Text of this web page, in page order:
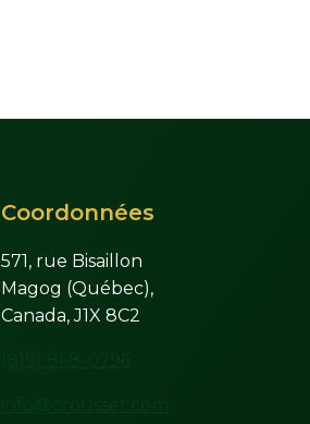
Coordonnées
571, rue Bisaillon
Magog (Québec),
Canada, J1X 8C2